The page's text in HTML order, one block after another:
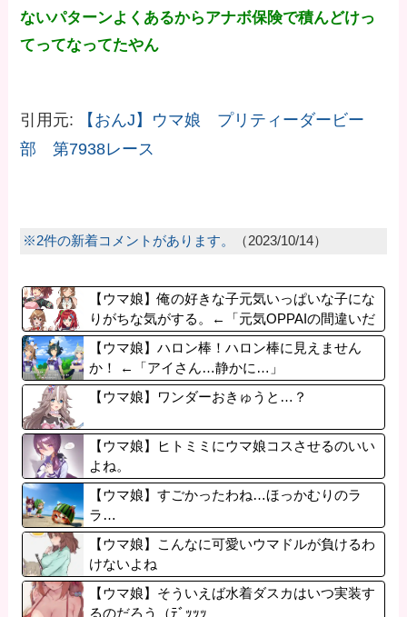
ないパターンよくあるからアナボ保険で積んどけっ
てってなってたやん
引用元:
【おんJ】ウマ娘 プリティーダービー
部 第7938レース
※2件の新着コメントがあります。 （2023/10/14）
【ウマ娘】俺の好きな子元気いっぱいな子にな
りがちな気がする。←「元気OPPAIの間違いだ
ろ…」
【ウマ娘】ハロン棒！ハロン棒に見えません
か！ ←「アイさん…静かに…」
【ウマ娘】ワンダーおきゅうと…？
【ウマ娘】ヒトミミにウマ娘コスさせるのいい
よね。
【ウマ娘】すごかったわね…ほっかむりのラ
ラ…
【ウマ娘】こんなに可愛いウマドルが負けるわ
けないよね
【ウマ娘】そういえば水着ダスカはいつ実装す
るのだろう（ﾃﾞｯｯｯ